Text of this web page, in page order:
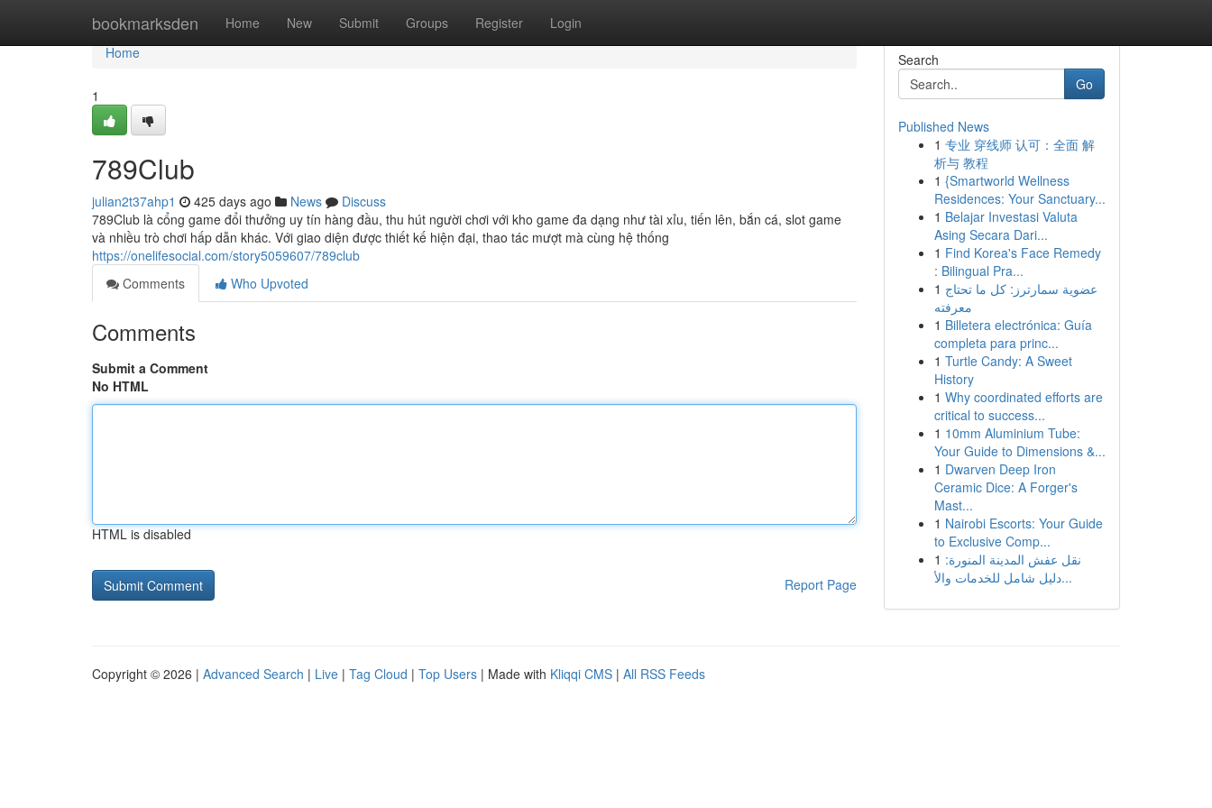
bookmarksden Home New Submit Groups Register Login
Home
Home
1
789Club
julian2t37ahp1 425 days ago News
Discuss
789Club là cổng game đổi thưởng uy tín hàng đầu, thu hút người chơi với kho game đa dạng như tài xỉu, tiến lên, bắn cá, slot game
và nhiều trò chơi hấp dẫn khác. Với giao diện được thiết kế hiện đại, thao tác mượt mà cùng hệ thống
https://onelifesocial.com/story5059607/789club
Comments
Who Upvoted
Comments
Submit a Comment
No HTML
HTML is disabled
Report Page
Search
Go
Published News
1 专业 穿线师 认可：全面 解
析与 教程
1 {Smartworld Wellness
Residences: Your Sanctuary...
1 Belajar Investasi Valuta
Asing Secara Dari...
1 Find Korea's Face Remedy
: Bilingual Pra...
1 عضوية سمارترز: كل ما تحتاج
معرفته
1 Billetera electrónica: Guía
completa para princ...
1 Turtle Candy: A Sweet
History
1 Why coordinated efforts are
critical to success...
1 10mm Aluminium Tube:
Your Guide to Dimensions &...
1 Dwarven Deep Iron
Ceramic Dice: A Forger's
Mast...
1 Nairobi Escorts: Your Guide
to Exclusive Comp...
1 نقل عفش المدينة المنورة:
دليل شامل للخدمات والأ...
Copyright © 2026 | Advanced Search | Live | Tag Cloud | Top Users | Made with Kliqqi CMS | All RSS Feeds